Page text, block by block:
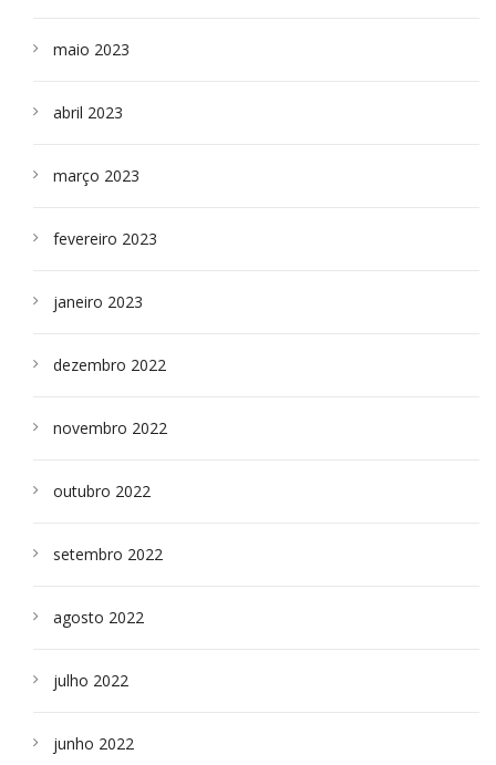
maio 2023
abril 2023
março 2023
fevereiro 2023
janeiro 2023
dezembro 2022
novembro 2022
outubro 2022
setembro 2022
agosto 2022
julho 2022
junho 2022